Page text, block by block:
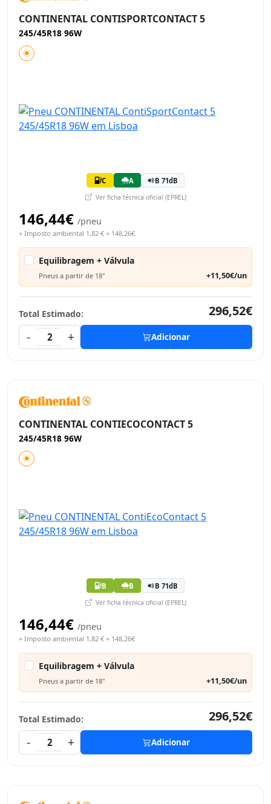
CONTINENTAL CONTISPORTCONTACT 5
245/45R18 96W
C A B 71dB
Ver ficha técnica oficial (EPREL)
146,44€ /pneu
+ Imposto ambiental 1,82 € = 148,26€
Equilibragem + Válvula
Pneus a partir de 18" +11,50€/un
Total Estimado:
296,52€
-
2 + Adicionar
CONTINENTAL CONTIECOCONTACT 5
245/45R18 96W
B B B 71dB
Ver ficha técnica oficial (EPREL)
146,44€ /pneu
+ Imposto ambiental 1,82 € = 148,26€
Equilibragem + Válvula
Pneus a partir de 18" +11,50€/un
Total Estimado:
296,52€
-
2 + Adicionar